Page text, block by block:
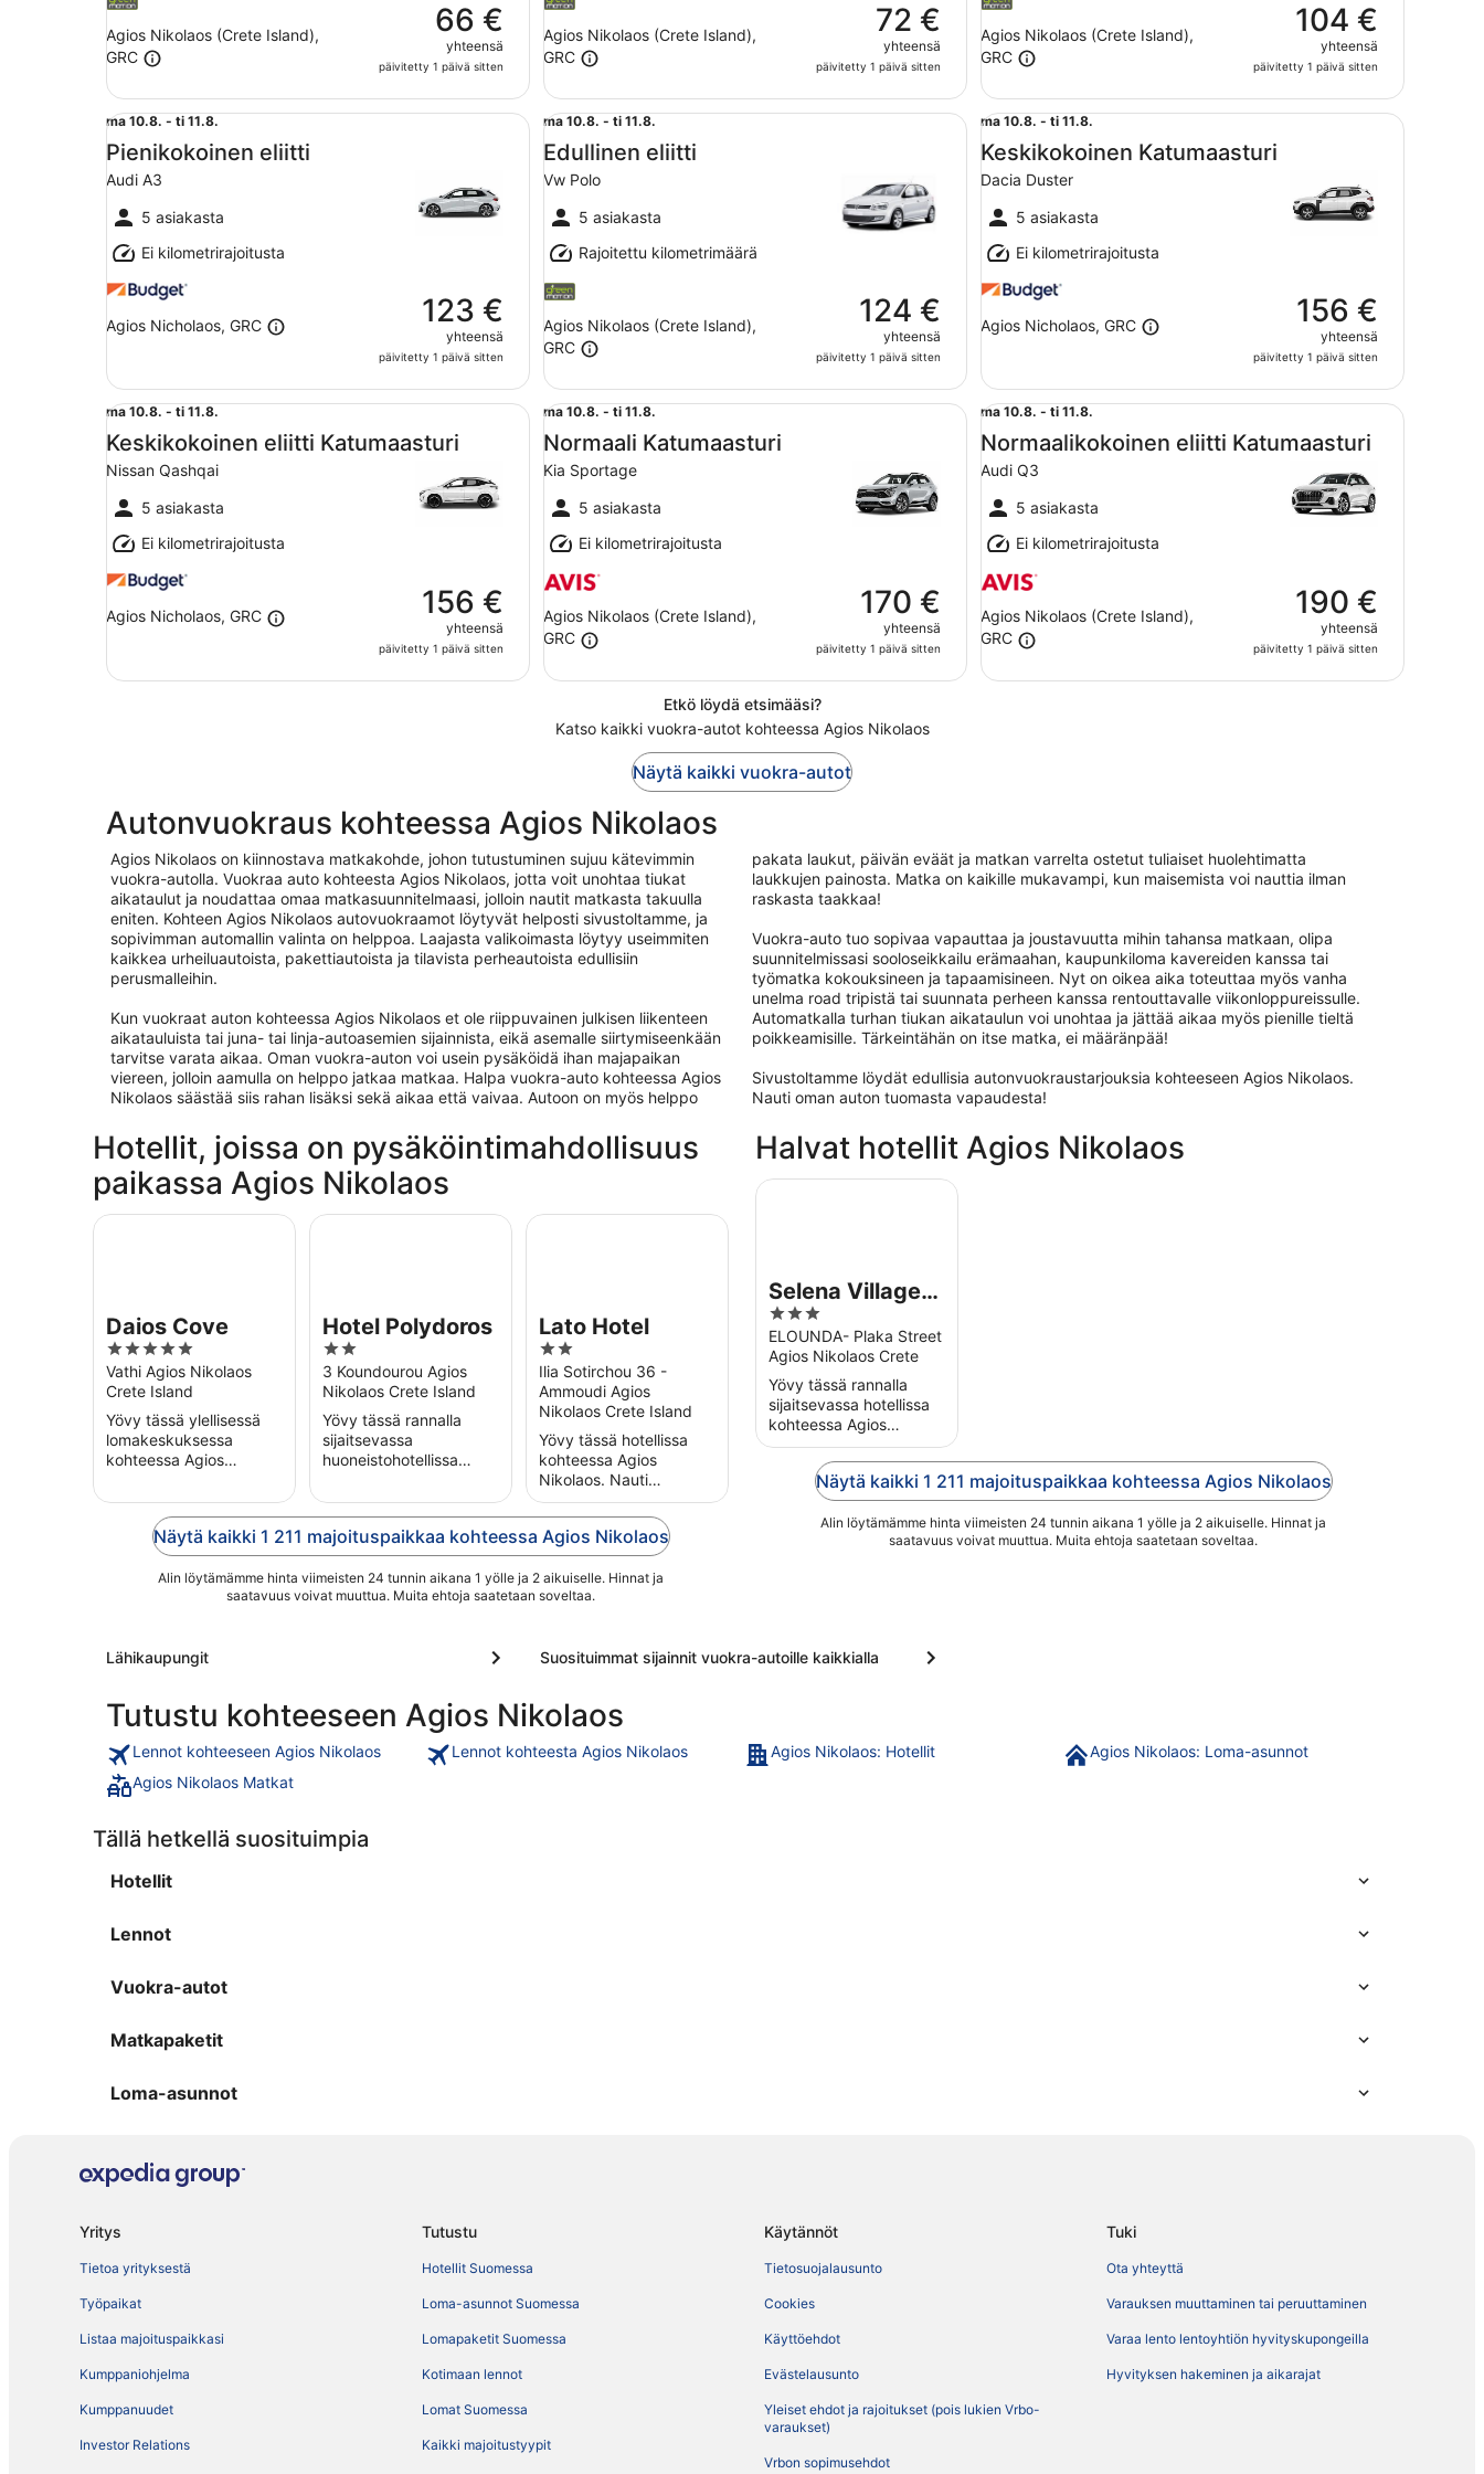
Agios Nikolaos (Crete Island),
GRC
66 €
yhteensä
päivitetty 1 päivä sitten
Agios Nikolaos (Crete Island),
GRC
72 €
yhteensä
päivitetty 1 päivä sitten
Agios Nikolaos (Crete Island),
GRC
104 €
yhteensä
päivitetty 1 päivä sitten
ma
10.8.
viiva
ti
11.8.
ma 10.8. - ti 11.8.
Pienikokoinen eliitti
Audi A3
5 asiakasta
Ei kilometrirajoitusta
Agios Nicholaos, GRC 123 €
yhteensä
päivitetty 1 päivä sitten
Pienikokoinen eliitti Audi A3
ma
10.8.
viiva
ti
11.8.
ma 10.8. - ti 11.8.
Edullinen eliitti
Vw Polo
5 asiakasta
Rajoitettu kilometrimäärä
Agios Nikolaos (Crete Island),
GRC
124 €
yhteensä
päivitetty 1 päivä sitten
Edullinen eliitti Vw Polo
ma
10.8.
viiva
ti
11.8.
ma 10.8. - ti 11.8.
Keskikokoinen Katumaasturi
Dacia Duster
5 asiakasta
Ei kilometrirajoitusta
Agios Nicholaos, GRC 156 €
yhteensä
päivitetty 1 päivä sitten
Keskikokoinen Katumaasturi Dacia Duster
ma
10.8.
viiva
ti
11.8.
ma 10.8. - ti 11.8.
Keskikokoinen eliitti Katumaasturi
Nissan Qashqai
5 asiakasta
Ei kilometrirajoitusta
Agios Nicholaos, GRC 156 €
yhteensä
päivitetty 1 päivä sitten
Keskikokoinen eliitti Katumaasturi Nissan Qashqai
ma
10.8.
viiva
ti
11.8.
ma 10.8. - ti 11.8.
Normaali Katumaasturi
Kia Sportage
5 asiakasta
Ei kilometrirajoitusta
Agios Nikolaos (Crete Island),
GRC
170 €
yhteensä
päivitetty 1 päivä sitten
Normaali Katumaasturi Kia Sportage
ma
10.8.
viiva
ti
11.8.
ma 10.8. - ti 11.8.
Normaalikokoinen eliitti Katumaasturi
Audi Q3
5 asiakasta
Ei kilometrirajoitusta
Agios Nikolaos (Crete Island),
GRC
190 €
yhteensä
päivitetty 1 päivä sitten
Normaalikokoinen eliitti Katumaasturi Audi Q3
Etkö löydä etsimääsi?
Katso kaikki vuokra-autot kohteessa Agios Nikolaos
Näytä kaikki vuokra-autot
Autonvuokraus kohteessa Agios Nikolaos
Agios Nikolaos on kiinnostava matkakohde, johon tutustuminen sujuu kätevimmin
vuokra-autolla. Vuokraa auto kohteesta Agios Nikolaos, jotta voit unohtaa tiukat
aikataulut ja noudattaa omaa matkasuunnitelmaasi, jolloin nautit matkasta takuulla
eniten. Kohteen Agios Nikolaos autovuokraamot löytyvät helposti sivustoltamme, ja
sopivimman automallin valinta on helppoa. Laajasta valikoimasta löytyy useimmiten
kaikkea urheiluautoista, pakettiautoista ja tilavista perheautoista edullisiin
perusmalleihin.
Kun vuokraat auton kohteessa Agios Nikolaos et ole riippuvainen julkisen liikenteen
aikatauluista tai juna- tai linja-autoasemien sijainnista, eikä asemalle siirtymiseenkään
tarvitse varata aikaa. Oman vuokra-auton voi usein pysäköidä ihan majapaikan
viereen, jolloin aamulla on helppo jatkaa matkaa. Halpa vuokra-auto kohteessa Agios
Nikolaos säästää siis rahan lisäksi sekä aikaa että vaivaa. Autoon on myös helppo
pakata laukut, päivän eväät ja matkan varrelta ostetut tuliaiset huolehtimatta
laukkujen painosta. Matka on kaikille mukavampi, kun maisemista voi nauttia ilman
raskasta taakkaa!
Vuokra-auto tuo sopivaa vapauttaa ja joustavuutta mihin tahansa matkaan, olipa
suunnitelmissasi sooloseikkailu erämaahan, kaupunkiloma kavereiden kanssa tai
työmatka kokouksineen ja tapaamisineen. Nyt on oikea aika toteuttaa myös vanha
unelma road tripistä tai suunnata perheen kanssa rentouttavalle viikonloppureissulle.
Automatkalla turhan tiukan aikataulun voi unohtaa ja jättää aikaa myös pienille tieltä
poikkeamisille. Tärkeintähän on itse matka, ei määränpää!
Sivustoltamme löydät edullisia autonvuokraustarjouksia kohteeseen Agios Nikolaos.
Nauti oman auton tuomasta vapaudesta!
Hotellit, joissa on pysäköintimahdollisuus
paikassa Agios Nikolaos
Daios Cove
5
out
of
5
Vathi Agios Nikolaos
Crete Island
Yövy tässä ylellisessä
lomakeskuksessa
kohteessa Agios
ilmaisesta Wi-Fi-
yhteydestä, ilmaisesta
pysäköinnistä ja täyden
palvelun kylpylästä.
Lähellä ...
Daios Cove
Hotel Polydoros
2
out
of
5
3 Koundourou Agios
Nikolaos Crete Island
Yövy tässä rannalla
sijaitsevassa
huoneistohotellissa
Nikolaos. Nauti
ilmaisesta Wi-Fi-
yhteydestä, ilmaisesta
pysäköinnistä ja
yökerhosta. Lähellä ...
Hotel Polydoros
Lato Hotel
2
out
of
5
Ilia Sotirchou 36 -
Ammoudi Agios
Nikolaos Crete Island
Yövy tässä hotellissa
kohteessa Agios
Nikolaos. Nauti
ilmaisesta aamiaisesta,
ilmaisesta Wi-Fi-
yhteydestä ja ilmaisesta
pysäköinnistä. Lähellä
sijaitsevat Vulisman ...
Lato Hotel
Näytä kaikki 1 211 majoituspaikkaa kohteessa Agios Nikolaos
Alin löytämämme hinta viimeisten 24 tunnin aikana 1 yölle ja 2 aikuiselle. Hinnat ja
saatavuus voivat muuttua. Muita ehtoja saatetaan soveltaa.
Halvat hotellit Agios Nikolaos
Selena Village
Hotel
3
out
of
5
ELOUNDA- Plaka Street
Agios Nikolaos Crete
Yövy tässä rannalla
sijaitsevassa hotellissa
kohteessa Agios
Nikolaos. Nauti
ilmaisesta aamiaisesta,
ilmaisesta Wi-Fi-
yhteydestä ja ilmaisesta
pysäköinnistä. ...
Selena Village Hotel
Näytä kaikki 1 211 majoituspaikkaa kohteessa Agios Nikolaos
Alin löytämämme hinta viimeisten 24 tunnin aikana 1 yölle ja 2 aikuiselle. Hinnat ja
saatavuus voivat muuttua. Muita ehtoja saatetaan soveltaa.
Lähikaupungit Suosituimmat sijainnit vuokra-autoille kaikkialla
Tutustu kohteeseen Agios Nikolaos
Lennot kohteeseen Agios Nikolaos Lennot kohteesta Agios Nikolaos Agios Nikolaos: Hotellit
Agios Nikolaos: Loma-asunnot
Agios Nikolaos Matkat
Tällä hetkellä suosituimpia
Hotellit
Lennot
Vuokra-autot
Matkapaketit
Loma-asunnot
Yritys
Tietoa yrityksestä
Työpaikat
Listaa majoituspaikkasi
Kumppaniohjelma
Kumppanuudet
Investor Relations
Tutustu
Hotellit Suomessa
Loma-asunnot Suomessa
Lomapaketit Suomessa
Kotimaan lennot
Lomat Suomessa
Kaikki majoitustyypit
Käytännöt
Tietosuojalausunto
Cookies
Käyttöehdot
Evästelausunto
Yleiset ehdot ja rajoitukset (pois lukien Vrbo-
varaukset)
Vrbon sopimusehdot
Tuki
Ota yhteyttä
Varauksen muuttaminen tai peruuttaminen
Varaa lento lentoyhtiön hyvityskupongeilla
Hyvityksen hakeminen ja aikarajat